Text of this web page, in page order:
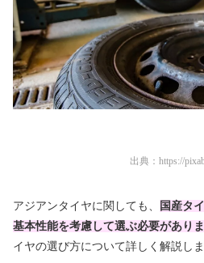
出典： https://
アジアンタイヤに関しても、
国産タ
基本性能を考慮して選ぶ必要がありま
イヤの選び方について詳しく解説しま